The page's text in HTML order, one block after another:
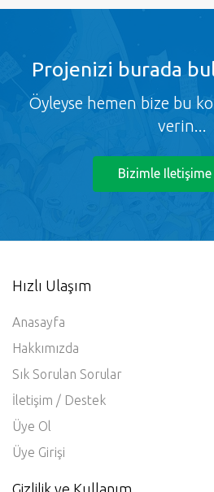
Projenizi burada
Öyleyse hemen bize bu
verin...
Bizimle Iletişime
Hızlı Ulaşım
Anasayfa
Hakkımızda
Sık Sorulan Sorular
İletişim / Destek
Üye Ol
Üye Girişi
Gizlilik ve Kullanım